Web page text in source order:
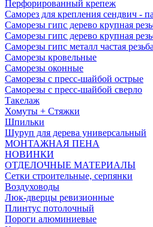
Перфорированный крепеж
Саморез для крепления сендвич -
Саморезы гипс дерево крупная
Саморезы гипс дерево крупная
Саморезы гипс металл частая резьба
Саморезы кровельные
Саморезы оконные
Саморезы с пресс-шайбой острые
Саморезы с пресс-шайбой сверло
Такелаж
Хомуты + Стяжки
Шпильки
Шуруп для дерева универсальный
МОНТАЖНАЯ ПЕНА
НОВИНКИ
ОТДЕЛОЧНЫЕ МАТЕРИАЛЫ
Сетки строительные, серпянки
Воздуховоды
Люк-дверцы ревизионные
Плинтус потолочный
Пороги алюминиевые